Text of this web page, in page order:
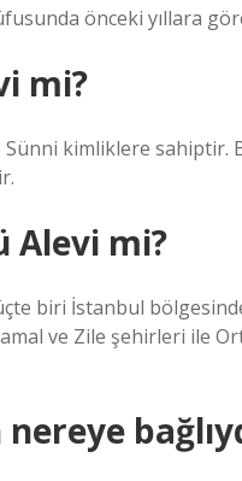
önceki yıllara
mi?
Sünni kimliklere
Alevi mi?
biri İstanbul
ve Zile şehirleri ile